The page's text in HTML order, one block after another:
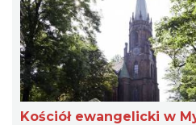
Kościół ewangelicki w